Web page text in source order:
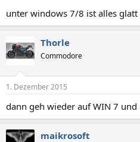
unter windows 7/8 ist alles glatt
Thorle
Commodore
1. Dezember 2015
dann geh wieder auf WIN 7
maikrosoft